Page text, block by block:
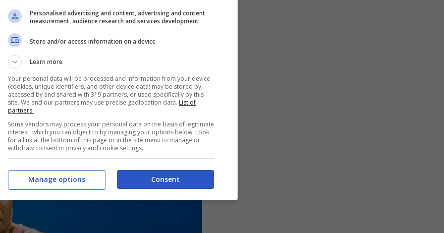
a 45 anni, ecco dove
prova. Di valutare se ha ancora la
livelli. Venus, nel dettaglio, lo farà al
Wta 500 in scena a Washington dal19 al
classe ’80 statunitense, la quale – ormai senza
dagli organizzatori.
Personalised advertising and content, advertising and content
measurement, audience research and services development
Store and/or access information on a device
Learn more
Your personal data will be processed and information from your device
(cookies, unique identifiers, and other device data) may be stored by,
accessed by and shared with 319 partners, or used specifically by this
site. We and our partners may use precise geolocation data. List of
partners.
Some vendors may process your personal data on the basis of legitimate
interest, which you can object to by managing your options below. Look
for a link at the bottom of this page or in the site menu to manage or
withdraw consent in privacy and cookie settings.
Consent
Manage options